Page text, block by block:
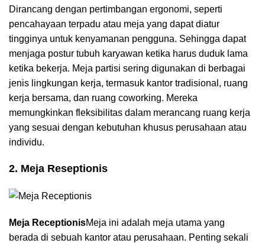
Dirancang dengan pertimbangan ergonomi, seperti
pencahayaan terpadu atau meja yang dapat diatur
tingginya untuk kenyamanan pengguna. Sehingga dapat
menjaga postur tubuh karyawan ketika harus duduk lama
ketika bekerja. Meja partisi sering digunakan di berbagai
jenis lingkungan kerja, termasuk kantor tradisional, ruang
kerja bersama, dan ruang coworking. Mereka
memungkinkan fleksibilitas dalam merancang ruang kerja
yang sesuai dengan kebutuhan khusus perusahaan atau
individu.
2. Meja Reseptionis
Meja ReceptionisMeja ini adalah meja utama yang
berada di sebuah kantor atau perusahaan. Penting sekali